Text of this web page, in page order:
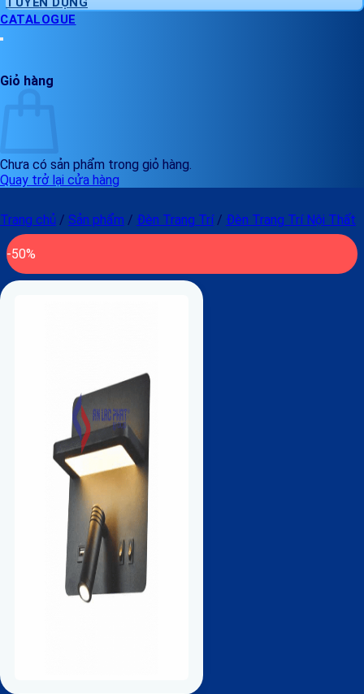
CATALOGUE
Giỏ hàng
Chưa có sản phẩm trong giỏ hàng.
Quay trở lại cửa hàng
Trang chủ / Sản phẩm / Đèn Trang Trí / Đèn Trang Trí Nội Thất
-50%